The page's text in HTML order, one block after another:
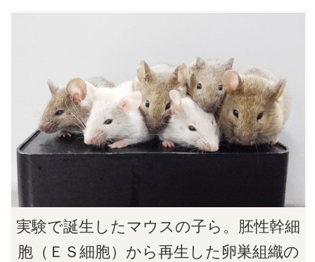
実験で誕生したマウスの子ら。胚性幹細
胞（ＥＳ細胞）から再生した卵巣組織の